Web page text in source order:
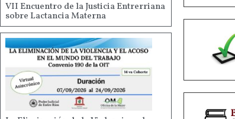
VII Encuentro de la Justicia Entrerriana
sobre Lactancia Materna